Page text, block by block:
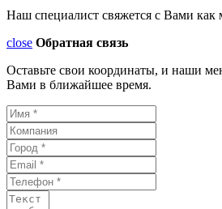
Наш специалист свяжется с Вами как
close Обратная связь
Оставьте свои координаты, и наши
Вами в ближайшее время.